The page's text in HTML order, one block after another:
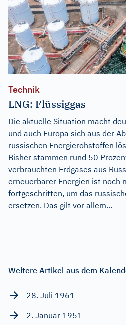
Technik
LNG: Flüssiggas
Die aktuelle Situation macht
und auch Europa sich aus der
russischen Energierohstoffen
Bisher stammen rund 50
verbrauchten Erdgases aus
erneuerbarer Energien ist noch
fortgeschritten, um das
ersetzen. Das gilt vor allem...
Weitere Artikel aus dem
28. Juli 1961
2. Januar 1951